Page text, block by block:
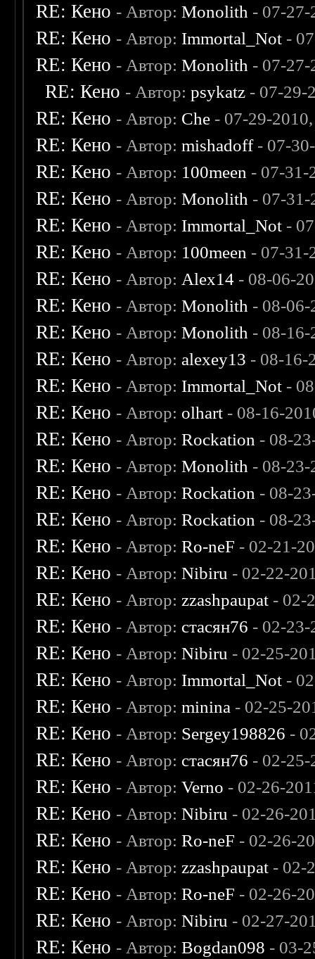
RE: Кено - Автор:Monolith - 07-
RE: Кено - Автор: Immortal_Not -
RE: Кено - Автор:Monolith - 07-
RE: Кено - Автор:psykatz - 07-29-
RE: Кено - Автор: Che - 07-29-
RE: Кено - Автор:mishadoff- 07-
RE: Кено - Автор: 100meen - 07-31-
RE: Кено - Автор:Monolith - 07-
RE: Кено - Автор: Immortal_Not -
RE: Кено - Автор: 100meen - 07-31-
RE: Кено - Автор: Alex14 - 08-06-
RE: Кено - Автор:Monolith - 08-
RE: Кено - Автор:Monolith - 08-
RE: Кено - Автор: alexey13 - 08-16-
RE: Кено - Автор: Immortal_Not -
RE: Кено - Автор: olhart - 08-16-
RE: Кено - Автор:Rockation - 08-
RE: Кено - Автор:Monolith - 08-
RE: Кено - Автор:Rockation - 08-
RE: Кено - Автор:Rockation - 08-
RE: Кено - Автор:Ro-neF - 02-21-
RE: Кено - Автор:Nibiru - 02-22-
RE: Кено - Автор: zzashpaupat - 02-
RE: Кено - Автор: стасян76 - 02-
RE: Кено - Автор:Nibiru - 02-25-
RE: Кено - Автор: Immortal_Not -
RE: Кено - Автор:minina - 02-25-
RE: Кено - Автор: Sergey198826 -
RE: Кено - Автор: стасян76 - 02-25-
RE: Кено - Автор:Verno - 02-26-
RE: Кено - Автор:Nibiru - 02-26-
RE: Кено - Автор:Ro-neF - 02-26-
RE: Кено - Автор: zzashpaupat - 02-
RE: Кено - Автор:Ro-neF - 02-26-
RE: Кено - Автор:Nibiru - 02-27-
RE: Кено - Автор:Bogdan098 - 03-